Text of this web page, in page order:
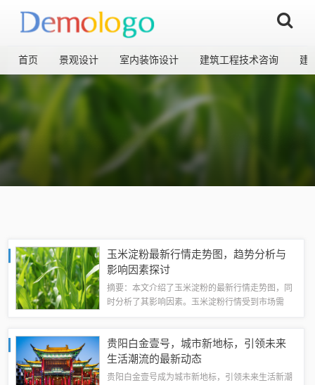
首页 景观设计 室内装饰设计 建筑工程技术咨询 建
玉米淀粉最新行情走势图，趋势分析与
影响因素探讨
摘要：本文介绍了玉米淀粉的最新行情走势图，同
时分析了其影响因素。玉米淀粉行情受到市场需
解玉米淀粉的行情走势图及其影响因素，可以更...
贵阳白金壹号，城市新地标，引领未来
生活潮流的最新动态
贵阳白金壹号成为城市新地标，引领未来生活新潮